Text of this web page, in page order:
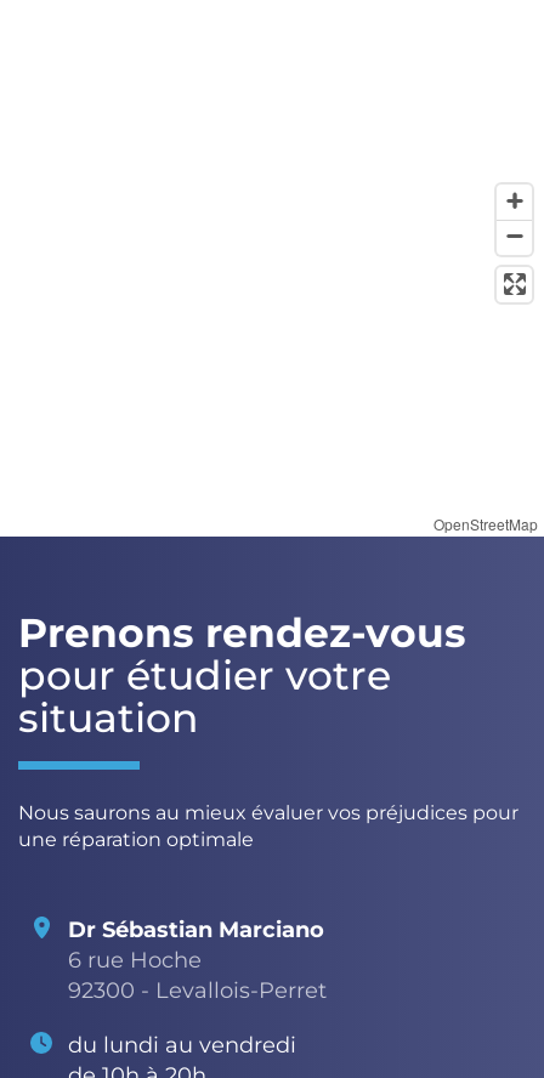
OpenStreetMap
Prenons rendez-vous
pour étudier votre
situation
Nous saurons au mieux évaluer vos préjudices pour
une réparation optimale
Dr Sébastian Marciano
6 rue Hoche
92300 - Levallois-Perret
du lundi au vendredi